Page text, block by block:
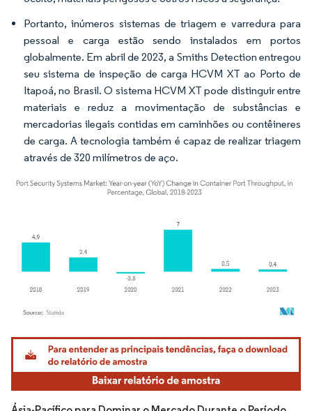
Portanto, inúmeros sistemas de triagem e varredura para
pessoal e carga estão sendo instalados em portos
globalmente. Em abril de 2023, a Smiths Detection entregou
seu sistema de inspeção de carga HCVM XT ao Porto de
Itapoá, no Brasil. O sistema HCVM XT pode distinguir entre
materiais e reduz a movimentação de substâncias e
mercadorias ilegais contidas em caminhões ou contêineres
de carga. A tecnologia também é capaz de realizar triagem
através de 320 milímetros de aço.
Imagem © Mordor Intelligence. O reuso requer atribuição conforme CC BY 4.0.